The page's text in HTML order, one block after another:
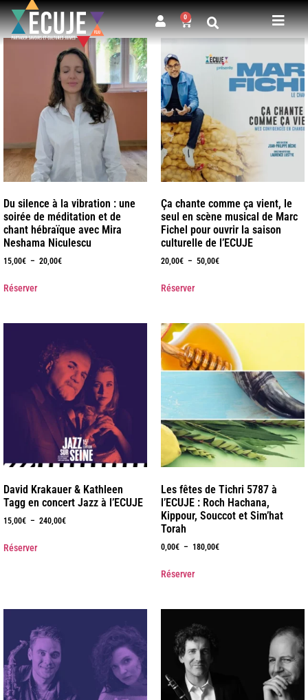
0
Du silence à la vibration : une
soirée de méditation et de
chant hébraïque avec Mira
Neshama Niculescu
15,00€ – 20,00€
Réserver
Ça chante comme ça vient, le
seul en scène musical de Marc
Fichel pour ouvrir la saison
culturelle de l’ECUJE
20,00€ – 50,00€
Réserver
David Krakauer & Kathleen
Tagg en concert Jazz à l’ECUJE
15,00€ – 240,00€
Réserver
Les fêtes de Tichri 5787 à
l’ECUJE : Roch Hachana,
Kippour, Souccot et Sim’hat
Torah
0,00€ – 180,00€
Réserver